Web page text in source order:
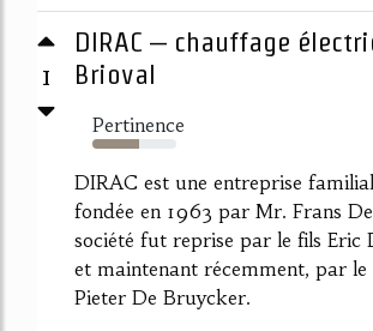
1
DIRAC – chauffage
Brioval
Pertinence
55%
DIRAC est une entreprise
fondée en 1963 par Mr. Frans
société fut reprise par le fils Eric
et maintenant récemment, par
Pieter De Bruycker.